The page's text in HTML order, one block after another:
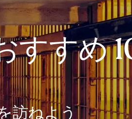
すすめ
訪ねよう